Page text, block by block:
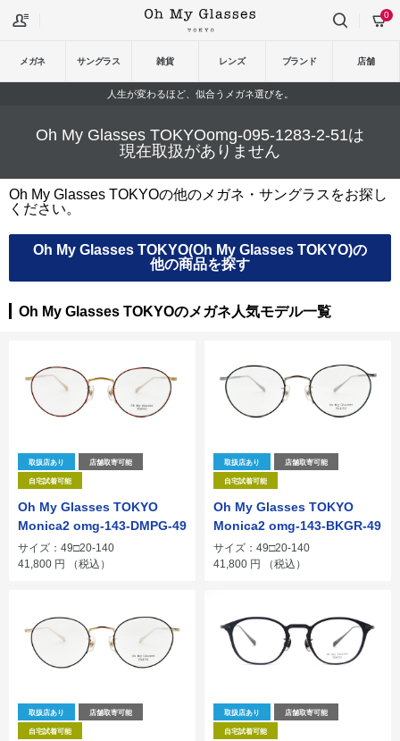
メガネ サングラス 雑貨 レンズ ブランド 店舗
0
人生が変わるほど、似合うメガネ選びを。
Oh My Glasses TOKYOomg-095-1283-2-51は
現在取扱がありません
Oh My Glasses TOKYOの他のメガネ・サングラスをお探し
ください。
Oh My Glasses TOKYO(Oh My Glasses TOKYO)の
他の商品を探す
Oh My Glasses TOKYOのメガネ人気モデル一覧
取扱店あり 店舗取寄可能
自宅試着可能
Oh My Glasses TOKYO
Monica2 omg-143-DMPG-49
サイズ：49□20-140
41,800 円 （税込）
取扱店あり 店舗取寄可能
自宅試着可能
Oh My Glasses TOKYO
Monica2 omg-143-BKGR-49
サイズ：49□20-140
41,800 円 （税込）
取扱店あり 店舗取寄可能
自宅試着可能
取扱店あり 店舗取寄可能
自宅試着可能